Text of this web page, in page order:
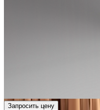
Запросить цену